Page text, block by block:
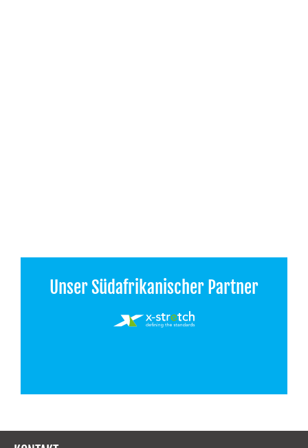
Unser Südafrikanischer Partner